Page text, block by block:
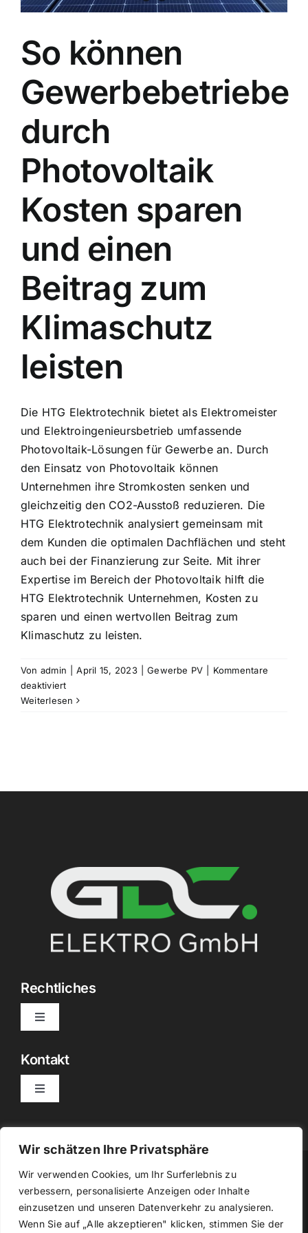
Wir schätzen Ihre Privatsphäre
Wir verwenden Cookies, um Ihr Surferlebnis zu
verbessern, personalisierte Anzeigen oder Inhalte
einzusetzen und unseren Datenverkehr zu analysieren.
Wenn Sie auf „Alle akzeptieren" klicken, stimmen Sie der
So können
Gewerbebetriebe
durch
Photovoltaik
Kosten sparen
und einen
Beitrag zum
Klimaschutz
leisten
Die HTG Elektrotechnik bietet als Elektromeister
und Elektroingenieursbetrieb umfassende
Photovoltaik-Lösungen für Gewerbe an. Durch
den Einsatz von Photovoltaik können
Unternehmen ihre Stromkosten senken und
gleichzeitig den CO2-Ausstoß reduzieren. Die
HTG Elektrotechnik analysiert gemeinsam mit
dem Kunden die optimalen Dachflächen und steht
auch bei der Finanzierung zur Seite. Mit ihrer
Expertise im Bereich der Photovoltaik hilft die
HTG Elektrotechnik Unternehmen, Kosten zu
sparen und einen wertvollen Beitrag zum
Klimaschutz zu leisten.
Von admin April 15, 2023 Gewerbe PV
Kommentare
deaktiviertfür
So
sparen
Klimaschutz
leisten
Weiterlesen
Rechtliches
Toggle
Datenschutzerklärung
Kontakt
Toggle
info@gdc-elektro.de
Freisinger Straße 30, 84048 Mainburg
Kontakt
Copyright © 2024. All Rights Reserved. Powered
by Escalt UG